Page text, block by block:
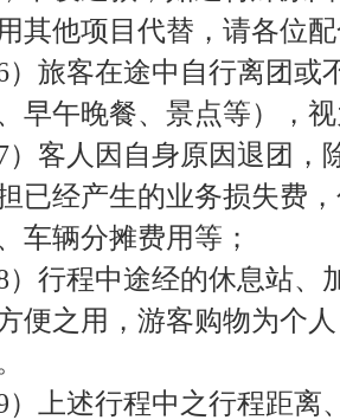
其他项目代替，请各位
6）旅客在途中自行离团
早午晚餐、景点等），
7）客人因自身原因退团
已经产生的业务损失费
车辆分摊费用等；
8）行程中途经的休息站
便之用，游客购物为个
9）上述行程中之行程距